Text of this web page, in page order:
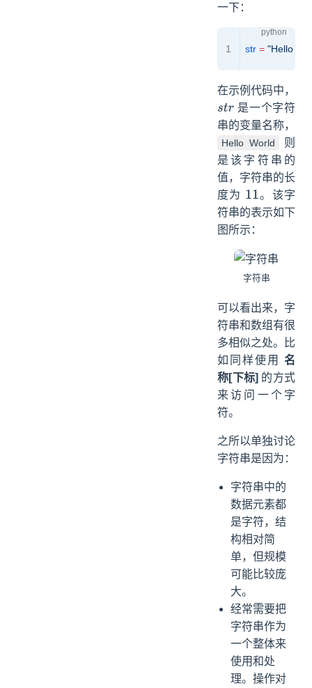
一下：
str = "Hello
在示例代码中，
str
是一个字符
串的变量名称，
Hello World
则
是该字符串的
值，字符串的长
度为 11 。该字
符串的表示如下
图所示：
字符串
可以看出来，字
符串和数组有很
多相似之处。比
如同样使用 名
称[下标] 的方式
来访问一个字
符。
之所以单独讨论
字符串是因为：
字符串中的
数据元素都
是字符，结
构相对简
单，但规模
可能比较庞
大。
经常需要把
字符串作为
一个整体来
使用和处
理。操作对